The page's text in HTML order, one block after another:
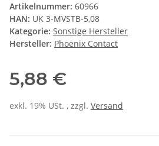
Artikelnummer: 60966
HAN: UK 3-MVSTB-5,08
Kategorie: Sonstige Hersteller
Hersteller: Phoenix Contact
5,88 €
exkl. 19% USt. , zzgl. Versand